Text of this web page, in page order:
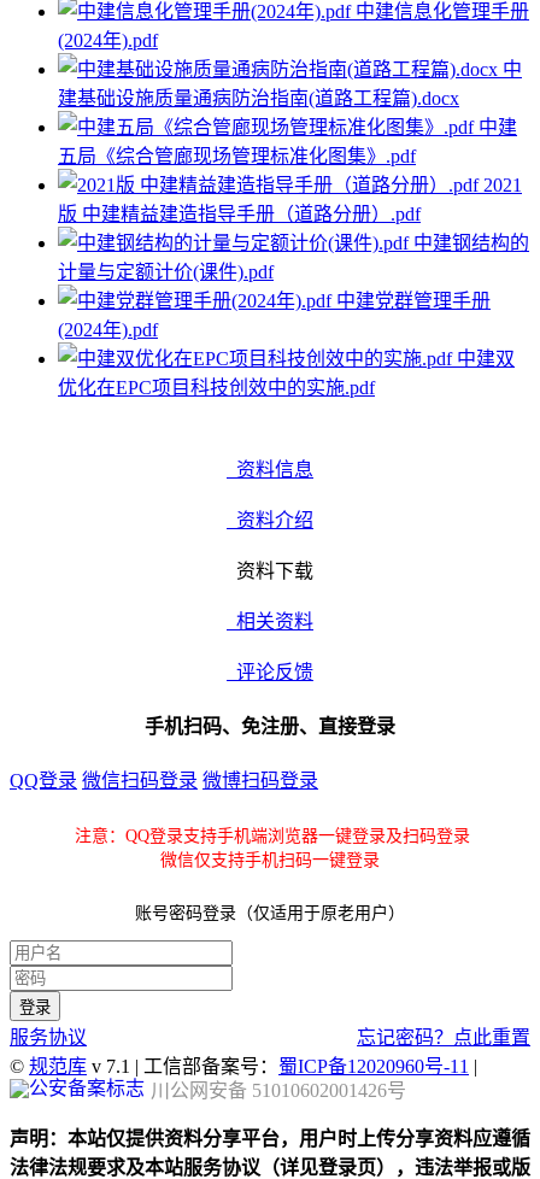
中建信息化管理手册
(2024年).pdf
中
建基础设施质量通病防治指南(道路工程篇).docx
中建
五局《综合管廊现场管理标准化图集》.pdf
2021
版 中建精益建造指导手册（道路分册）.pdf
中建钢结构的
计量与定额计价(课件).pdf
中建党群管理手册
(2024年).pdf
中建双
优化在EPC项目科技创效中的实施.pdf
资料信息
资料介绍
资料下载
相关资料
评论反馈
手机扫码、免注册、直接登录
QQ登录 微信扫码登录 微博扫码登录
注意：QQ登录支持手机端浏览器一键登录及扫码登录
微信仅支持手机扫码一键登录
账号密码登录（仅适用于原老用户）
服务协议
忘记密码？点此重置
© 规范库 v 7.1 | 工信部备案号： 蜀ICP备12020960号-11 |
川公网安备 51010602001426号
声明：本站仅提供资料分享平台，用户时上传分享资料应遵循
法律法规要求及本站服务协议（详见登录页），违法举报或版